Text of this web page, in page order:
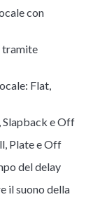
con
tramite
Flat,
e Off
Plate e Off
del delay
il suono della